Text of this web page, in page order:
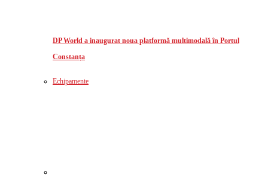
DP World a inaugurat noua platformă multimodală în Portul
Constanța
Echipamente